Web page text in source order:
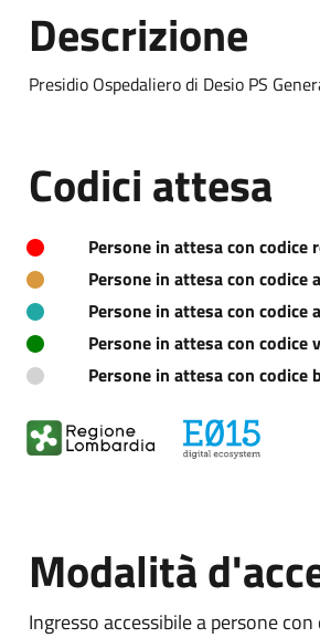
Descrizione
Presidio Ospedaliero di Desio PS
Codici attesa
Persone in attesa con codice
Persone in attesa con codice
Persone in attesa con codice
Persone in attesa con codice
Persone in attesa con codice
Modalità
Ingresso accessibile a persone